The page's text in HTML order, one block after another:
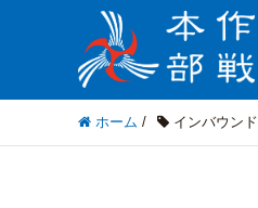
ホーム / インバウン